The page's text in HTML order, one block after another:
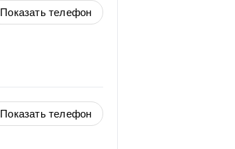
Показать телефон
Показать телефон